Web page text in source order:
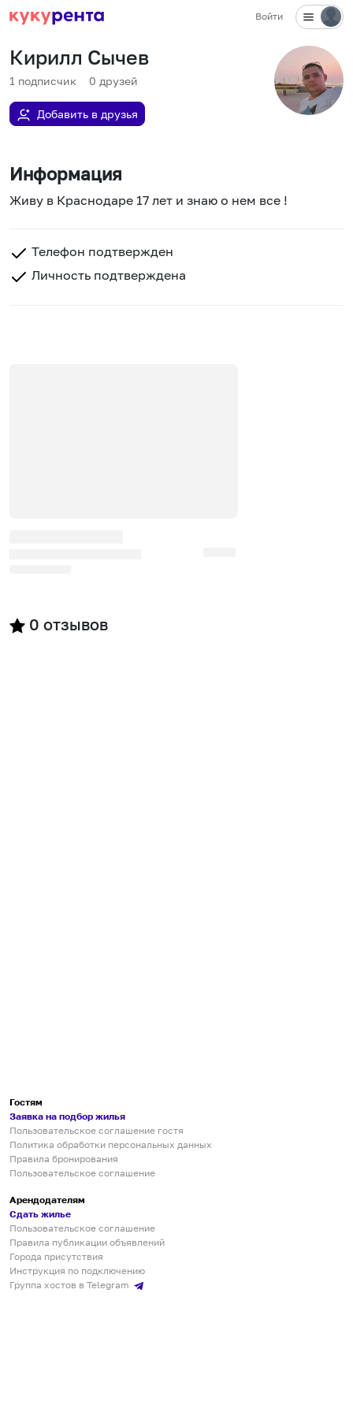
Войти
Кирилл Сычев
1 подписчик 0 друзей
Добавить в друзья
Информация
Живу в Краснодаре 17 лет и знаю о нем все !
Телефон подтвержден
Личность подтверждена
0 отзывов
Гостям
Заявка на подбор жилья
Пользовательское соглашение гостя
Политика обработки персональных данных
Правила бронирования
Пользовательское соглашение
Арендодателям
Сдать жилье
Пользовательское соглашение
Правила публикации объявлений
Города присутствия
Инструкция по подключению
Группа хостов в Telegram